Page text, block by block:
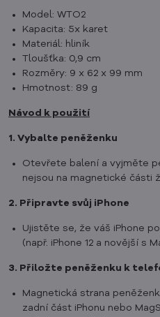
Model: WTO2
Kapacita: 5x karet
Materiál: hliník
Tloušťka: 0,9 cm
Rozměry: 9 x 62 x 99 mm
Hmotnost: 89 g
Návod k použití
1. Vybalte peněženku
Otevřete balení a vyjměte
nejsou na magnetické části
2. Připravte svůj iPhone
Ujistěte se, že váš iPhone
(např. iPhone 12 a novější s
3. Přiložte peněženku k
Magnetická strana
zadní část iPhonu nebo